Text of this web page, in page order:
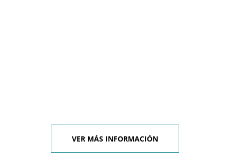
VER MÁS INFORMACIÓN